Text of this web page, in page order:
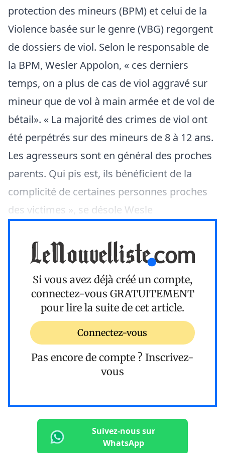
protection des mineurs (BPM) et celui de la
Violence basée sur le genre (VBG) regorgent
de dossiers de viol. Selon le responsable de
la BPM, Wesler Appolon, « ces derniers
temps, on a plus de cas de viol aggravé sur
mineur que de vol à main armée et de vol de
bétail». « La majorité des crimes de viol ont
été perpétrés sur des mineurs de 8 à 12 ans.
Les agresseurs sont en général des proches
parents. Qui pis est, ils bénéficient de la
complicité de certaines personnes proches
des victimes », se désole Wesle
Si vous avez déjà créé un compte,
connectez-vous GRATUITEMENT
pour lire la suite de cet article.
Connectez-vous
Pas encore de compte ? Inscrivez-
vous
Suivez-nous sur
WhatsApp